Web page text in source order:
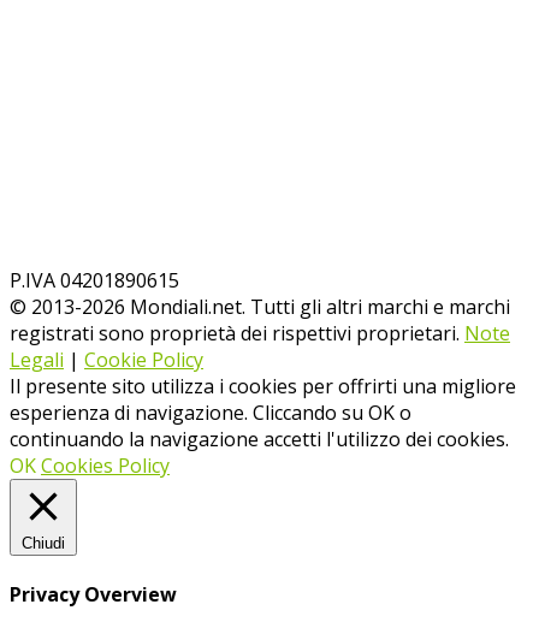
P.IVA 04201890615
© 2013-2026 Mondiali.net. Tutti gli altri marchi e marchi
registrati sono proprietà dei rispettivi proprietari. Note
Legali | Cookie Policy
Il presente sito utilizza i cookies per offrirti una migliore
esperienza di navigazione. Cliccando su OK o
continuando la navigazione accetti l'utilizzo dei cookies.
OKCookies Policy
Chiudi
Privacy Overview